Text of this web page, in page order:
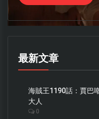
最新文章
海賊王1190話：賈巴
大人
0